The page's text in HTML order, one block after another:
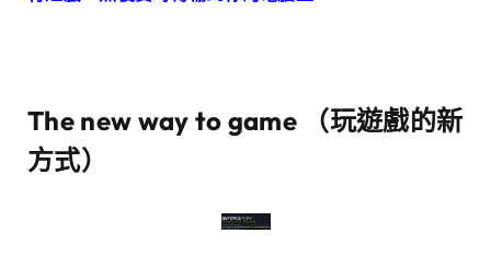
The new way to game （玩遊戲的新
方式）